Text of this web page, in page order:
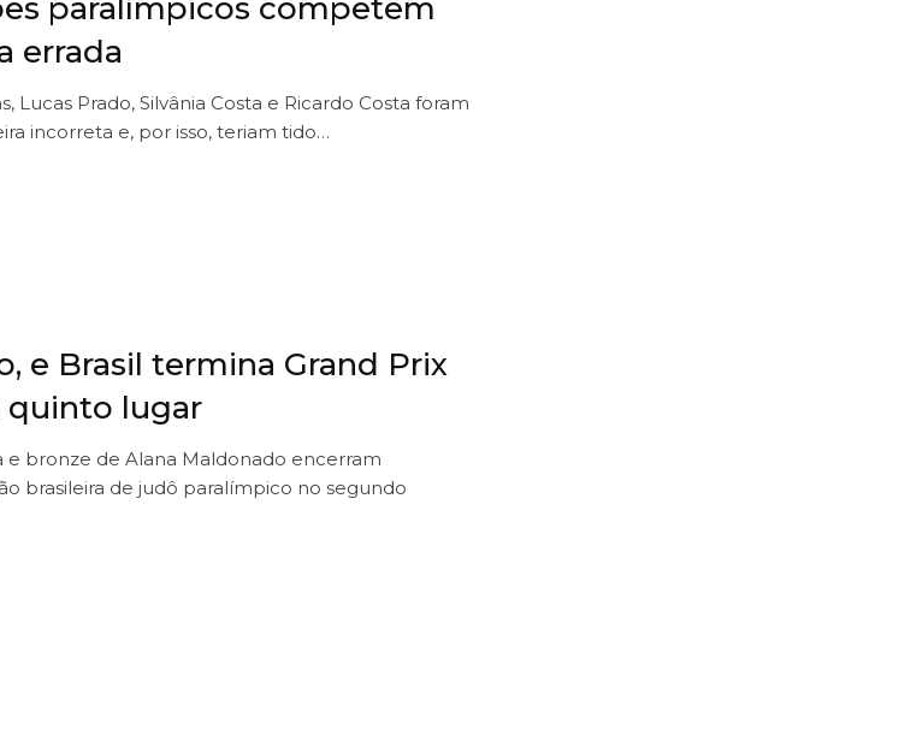
paralímpicos competem
errada
Lucas Prado, Silvânia Costa e Ricardo Costa foram
incorreta e, por isso, teriam tido…
e Brasil termina Grand Prix
quinto lugar
e bronze de Alana Maldonado encerram
brasileira de judô paralímpico no segundo